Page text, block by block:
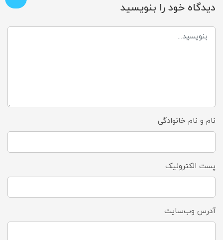
دیدگاه خود را بنویسید
نام و نام خانوادگی
پست الکترونیک
آدرس وب‌سایت